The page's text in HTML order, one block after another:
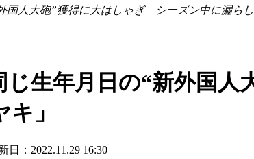
国人大砲”獲得に大はしゃぎ シーズン中に漏ら
じ生年月日の“新外国
」
：2022.11.29 16:30